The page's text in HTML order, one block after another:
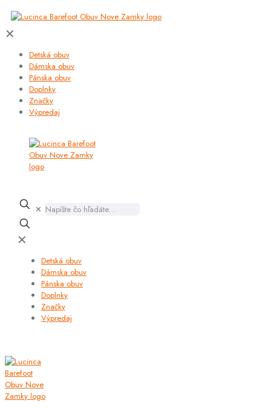
✕
Detská obuv
Dámska obuv
Pánska obuv
Doplnky
Značky
Výpredaj
✕
✕
Detská obuv
Dámska obuv
Pánska obuv
Doplnky
Značky
Výpredaj